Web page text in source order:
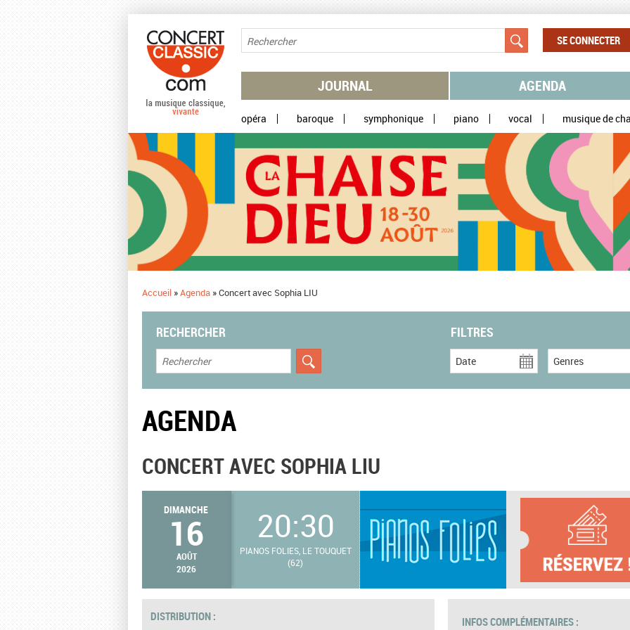
SE CONNECTER
JOURNAL AGENDA
opéra baroque symphonique piano vocal musique de
Accueil »Agenda »Concert avec Sophia LIU
RECHERCHER FILTRES
Date Genres
AGENDA
CONCERT AVEC SOPHIA LIU
DIMANCHE
16
AOÛT
2026
20:30
PIANOS FOLIES, LE TOUQUET
(62)
DISTRIBUTION : INFOS COMPLÉMENTAIRES :